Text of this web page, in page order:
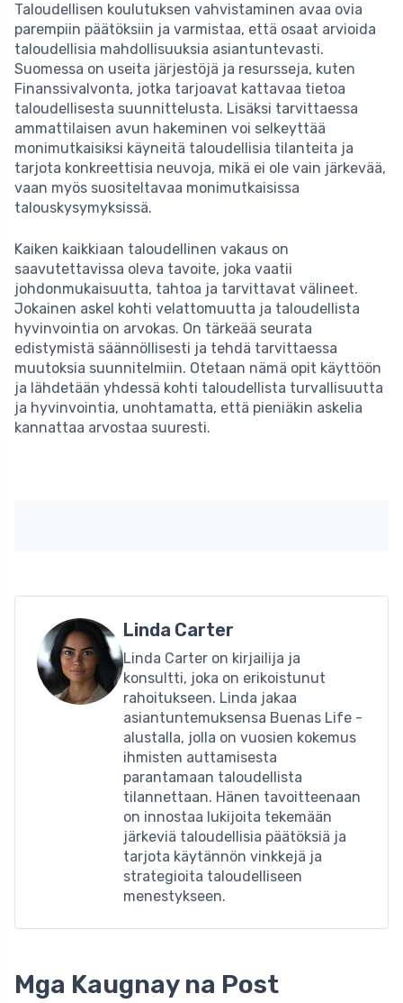
Taloudellisen koulutuksen vahvistaminen avaa ovia
parempiin päätöksiin ja varmistaa, että osaat arvioida
taloudellisia mahdollisuuksia asiantuntevasti.
Suomessa on useita järjestöjä ja resursseja, kuten
Finanssivalvonta, jotka tarjoavat kattavaa tietoa
taloudellisesta suunnittelusta. Lisäksi tarvittaessa
ammattilaisen avun hakeminen voi selkeyttää
monimutkaisiksi käyneitä taloudellisia tilanteita ja
tarjota konkreettisia neuvoja, mikä ei ole vain järkevää,
vaan myös suositeltavaa monimutkaisissa
talouskysymyksissä.
Kaiken kaikkiaan taloudellinen vakaus on
saavutettavissa oleva tavoite, joka vaatii
johdonmukaisuutta, tahtoa ja tarvittavat välineet.
Jokainen askel kohti velattomuutta ja taloudellista
hyvinvointia on arvokas. On tärkeää seurata
edistymistä säännöllisesti ja tehdä tarvittaessa
muutoksia suunnitelmiin. Otetaan nämä opit käyttöön
ja lähdetään yhdessä kohti taloudellista turvallisuutta
ja hyvinvointia, unohtamatta, että pieniäkin askelia
kannattaa arvostaa suuresti.
Linda Carter
Linda Carter on kirjailija ja
konsultti, joka on erikoistunut
rahoitukseen. Linda jakaa
asiantuntemuksensa Buenas Life -
alustalla, jolla on vuosien kokemus
ihmisten auttamisesta
parantamaan taloudellista
tilannettaan. Hänen tavoitteenaan
on innostaa lukijoita tekemään
järkeviä taloudellisia päätöksiä ja
tarjota käytännön vinkkejä ja
strategioita taloudelliseen
menestykseen.
Mga Kaugnay na Post